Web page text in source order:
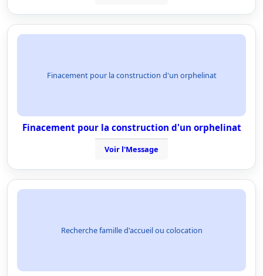
Finacement pour la construction d'un orphelinat
Finacement pour la construction d'un orphelinat
Voir l'Message
Recherche famille d'accueil ou colocation